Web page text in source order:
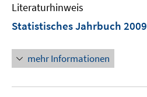
F
e
n
s
e
Literaturhinweis
Statistisches Jahrbuch 2009
mehr Informationen